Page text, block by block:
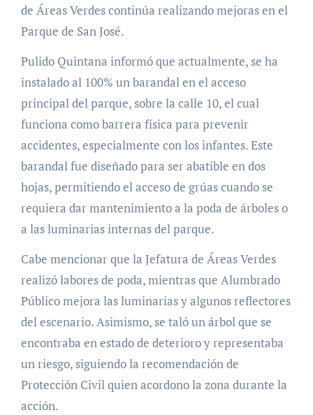
de Áreas Verdes continúa realizando mejoras en el
Parque de San José.
Pulido Quintana informó que actualmente, se ha
instalado al 100% un barandal en el acceso
principal del parque, sobre la calle 10, el cual
funciona como barrera física para prevenir
accidentes, especialmente con los infantes. Este
barandal fue diseñado para ser abatible en dos
hojas, permitiendo el acceso de grúas cuando se
requiera dar mantenimiento a la poda de árboles o
a las luminarias internas del parque.
Cabe mencionar que la Jefatura de Áreas Verdes
realizó labores de poda, mientras que Alumbrado
Público mejora las luminarias y algunos reflectores
del escenario. Asimismo, se taló un árbol que se
encontraba en estado de deterioro y representaba
un riesgo, siguiendo la recomendación de
Protección Civil quien acordono la zona durante la
acción.